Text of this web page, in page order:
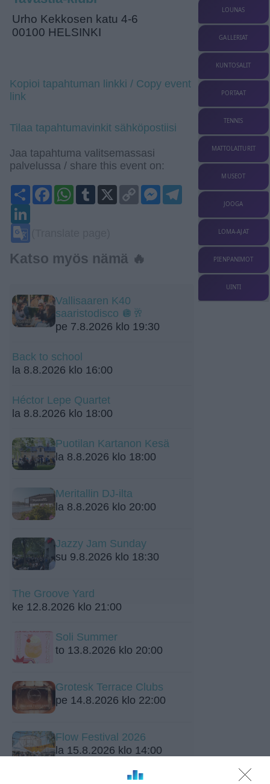
Urho Kekkosen katu 4-6
00100 HELSINKI
Kopioi tapahtuman linkki / Copy event
link
Tilaa tapahtumavinkit sähköpostiisi
Jaa tapahtuma valitsemassasi
palvelussa / share this event on:
ShareFacebookWhatsApp
Tumblr
X
Copy
Link
Messenger
Telegram
Katso myös nämä 🔥
Vallisaaren K40
saaristodisco 🪩🥂
pe 7.8.2026 klo 19:30
Back to school
la 8.8.2026 klo 16:00
Héctor Lepe Quartet
la 8.8.2026 klo 18:00
Puotilan Kartanon Kesä
la 8.8.2026 klo 18:00
Meritallin DJ-ilta
la 8.8.2026 klo 20:00
Jazzy Jam Sunday
su 9.8.2026 klo 18:30
The Groove Yard
ke 12.8.2026 klo 21:00
Soli Summer
to 13.8.2026 klo 20:00
Grotesk Terrace Clubs
pe 14.8.2026 klo 22:00
Flow Festival 2026
la 15.8.2026 klo 14:00
LOUNAS
GALLERIAT
KUNTOSALIT
PORTAAT
TENNIS
MATTOLAITURIT
MUSEOT
JOOGA
LOMA-AJAT
PIENPANIMOT
UINTI